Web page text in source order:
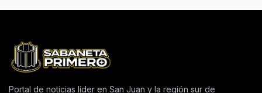
Portal de noticias líder en San Juan y la región sur de